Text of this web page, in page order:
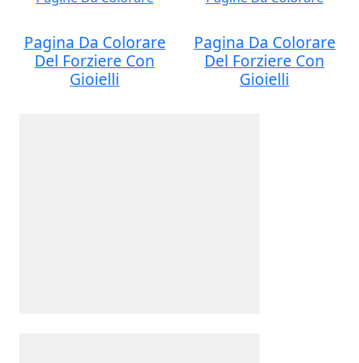
Pagina Da Colorare
Del Forziere Con
Gioielli
Pagina Da Colorare
Del Forziere Con
Gioielli